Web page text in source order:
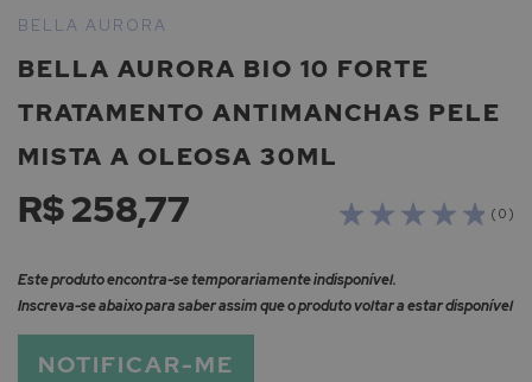
para
início
Galeria
de
imagens
BELLA AURORA BIO 10 FORTE
TRATAMENTO ANTIMANCHAS PELE
MISTA A OLEOSA 30ML
BELLA AURORA
( 0 )
R$ 258,77
Este produto encontra-se temporariamente indisponível.
Inscreva-se abaixo para saber assim que o produto voltar a estar disponível
NOTIFICAR-ME